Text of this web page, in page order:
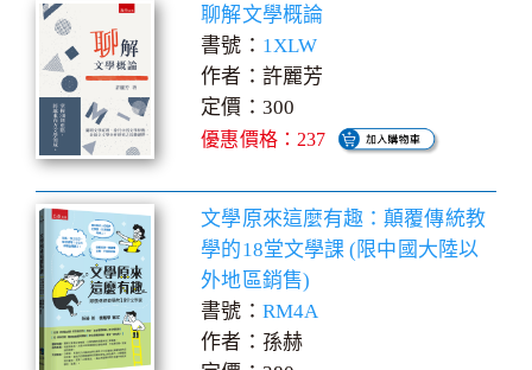
聊解文學概論
書號： 1XLW
作者：許麗芳
定價：300
優惠價格：237
文學原來這麼有趣：顛覆傳統教
學的18堂文學課 (限中國大陸以
外地區銷售)
書號： RM4A
作者：孫赫